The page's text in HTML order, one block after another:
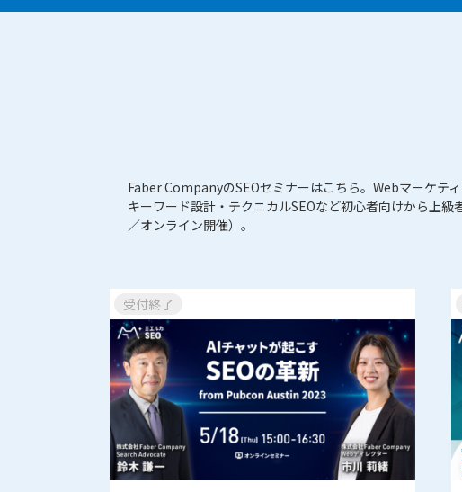
Faber CompanyのSEOセミナーはこちら。Webマーケテ
キーワード設計・テクニカルSEOなど初心者向けから上
／オンライン開催）。
受付終了